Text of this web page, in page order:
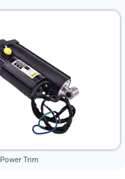
Power Trim